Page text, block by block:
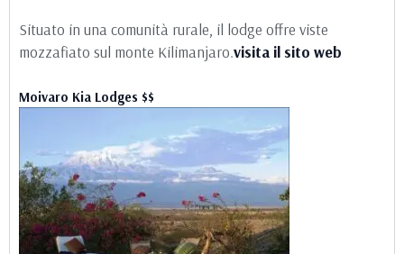
Situato in una comunità rurale, il lodge offre viste
mozzafiato sul monte Kilimanjaro.visita il sito web
Moivaro Kia Lodges $$